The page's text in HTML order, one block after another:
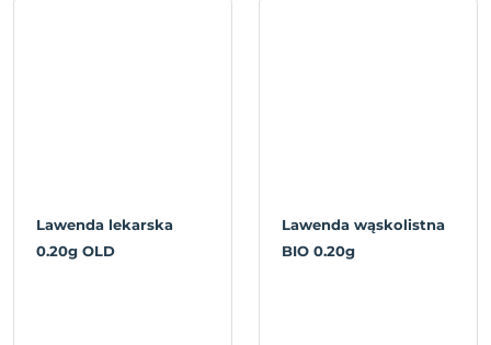
Lawenda lekarska
0.20g OLD
Lawenda wąskolistna
BIO 0.20g